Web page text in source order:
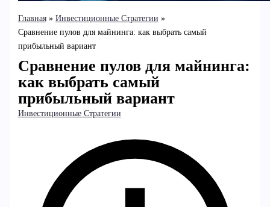
Главная
Инвестиционные Стратегии
Сравнение пулов для майнинга: как выбрать самый
прибыльный вариант
Сравнение пулов для майнинга:
как выбрать самый
прибыльный вариант
Инвестиционные Стратегии